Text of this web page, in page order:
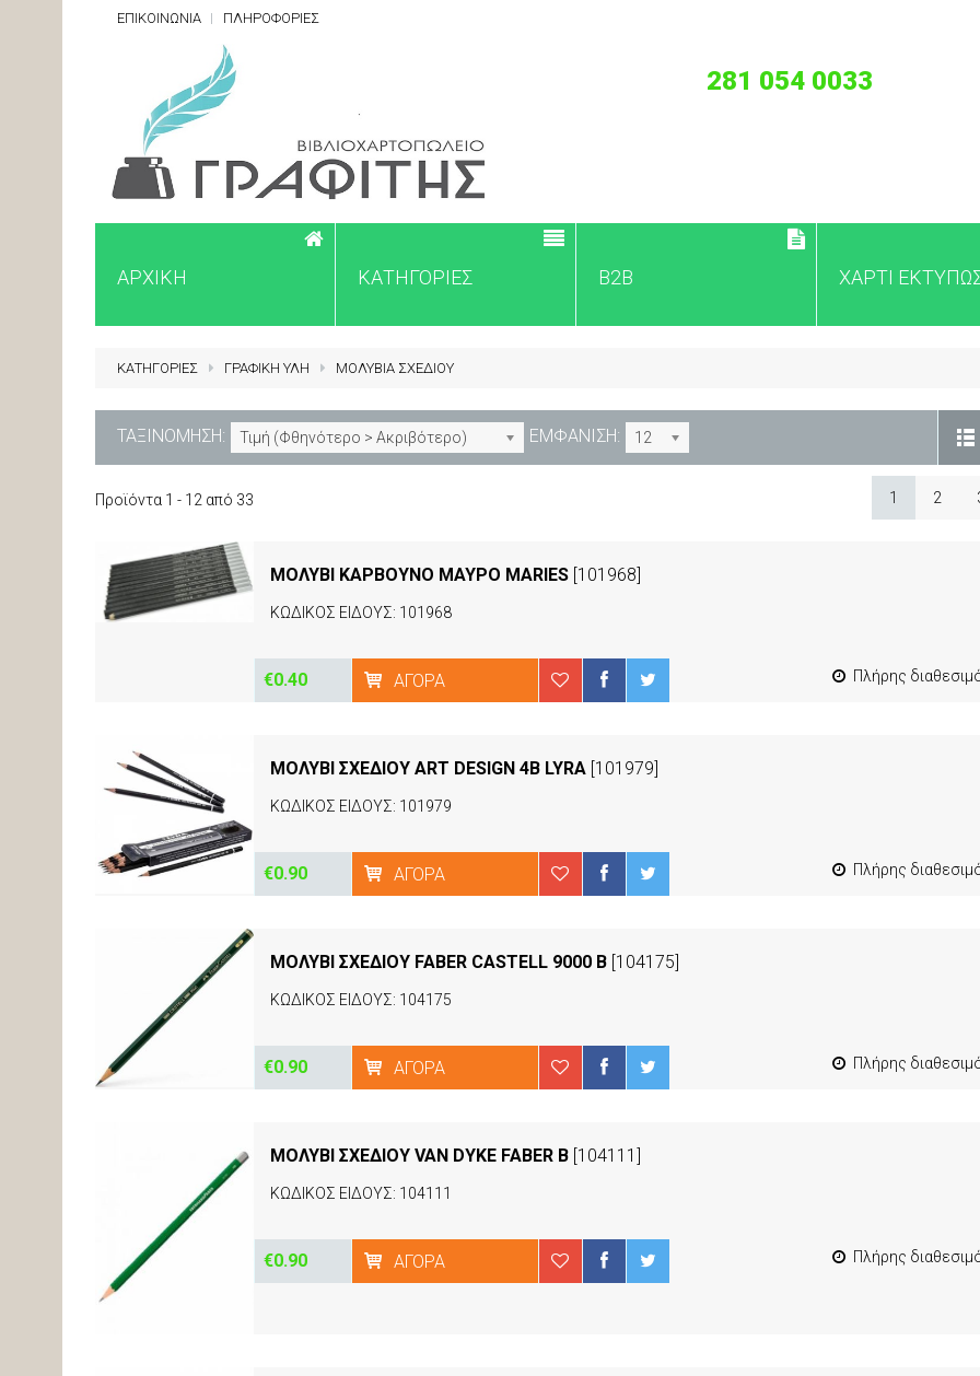
ΕΠΙΚΟΙΝΩΝΙΑ ΠΛΗΡΟΦΟΡΙΕΣ
281 054 0033
ΑΡΧΙΚΗ ΚΑΤΗΓΟΡΙΕΣ B2B ΧΑΡΤΙ
ΚΑΤΗΓΟΡΙΕΣ ΓΡΑΦΙΚΗ ΥΛΗ ΜΟΛΥΒΙΑ ΣΧΕΔΙΟΥ
ΤΑΞΙΝΟΜΗΣΗ: Τιμή (Φθηνότερο > Ακριβότερο) ΕΜΦΑΝΙΣΗ: 12
Προϊόντα 1 - 12 από 33 1 2
ΜΟΛΥΒΙ ΚΑΡΒΟΥΝΟ ΜΑΥΡΟ MARIES[101968]
ΚΩΔΙΚΟΣ ΕΙΔΟΥΣ: 101968
€0.40 ΑΓΟΡΆ Πλήρης
ΜΟΛΥΒΙ ΣΧΕΔΙΟΥ ART DESIGN 4B LYRA[101979]
ΚΩΔΙΚΟΣ ΕΙΔΟΥΣ: 101979
€0.90 ΑΓΟΡΆ Πλήρης
ΜΟΛΥΒΙ ΣΧΕΔΙΟΥ FABER CASTELL 9000 B [104175]
ΚΩΔΙΚΟΣ ΕΙΔΟΥΣ: 104175
€0.90 ΑΓΟΡΆ Πλήρης
ΜΟΛΥΒΙ ΣΧΕΔΙΟΥ VAN DYKE FABER B[104111]
ΚΩΔΙΚΟΣ ΕΙΔΟΥΣ: 104111
€0.90 ΑΓΟΡΆ Πλήρης